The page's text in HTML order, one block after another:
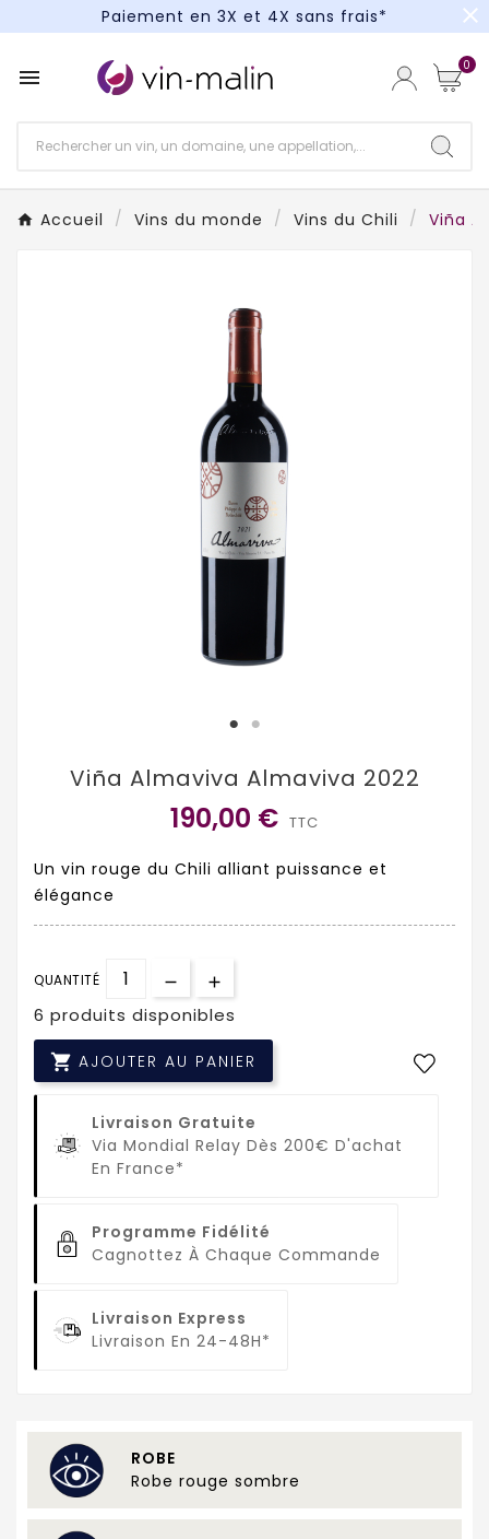
Paiement en 3X et 4X sans frais*
Paiement en 3X et 4X sans frais*
close
 0
Accueil Vins du monde Vins du Chili Viña
Viña Almaviva Almaviva 2022
190,00 € TTC
Un vin rouge du Chili alliant puissance et
élégance
QUANTITÉ
6 produits disponibles
 AJOUTER AU PANIER
Livraison Gratuite
Via Mondial Relay Dès 200€ D'achat
En France*
Programme Fidélité
Cagnottez À Chaque Commande
Livraison Express
Livraison En 24-48H*
ROBE
Robe rouge sombre